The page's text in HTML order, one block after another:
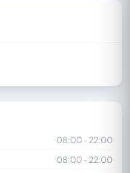
08:00 - 22:00
08:00 - 22:00